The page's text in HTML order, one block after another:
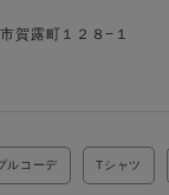
賀露町１２８−１
ルコーデ Tシャツ